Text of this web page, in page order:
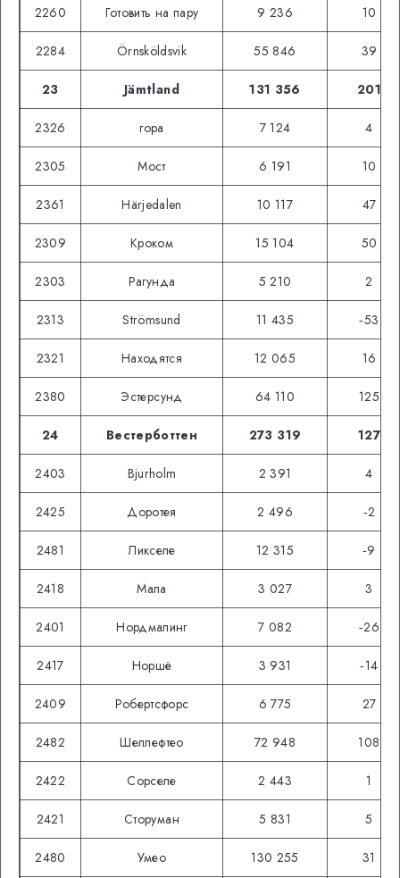
2260 Готовить на пару 9 236 10
2284 Örnsköldsvik 55 846 39
23 Jämtland 131 356 201
2326 гора 7 124 4
2305 Мост 6 191 10
2361 Härjedalen 10 117 47
2309 Кроком 15 104 50
2303 Рагунда 5 210 2
2313 Strömsund 11 435 ‑53
2321 Находятся 12 065 16
2380 Эстерсунд 64 110 125
24 Вестерботтен 273 319 127
2403 Bjurholm 2 391 4
2425 Доротея 2 496 ‑2
2481 Ликселе 12 315 ‑9
2418 Мала 3 027 3
2401 Нордмалинг 7 082 ‑26
2417 Норшё 3 931 ‑14
2409 Робертсфорс 6 775 27
2482 Шеллефтео 72 948 108
2422 Сорселе 2 443 1
2421 Сторуман 5 831 5
2480 Умео 130 255 31